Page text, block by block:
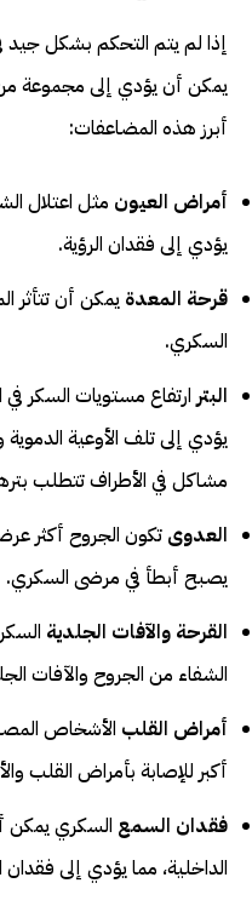
إذا لم يتم التحكم بشكل جيد
يمكن أن يؤدي إلى مجموعة
أبرز هذه المضاعفات:
أمراض العيون مثل اعتلال
يؤدي إلى فقدان الرؤية.
قرحة المعدة يمكن أن
السكري.
البترارتفاع مستويات السكر
يؤدي إلى تلف الأوعية
مشاكل في الأطراف تتطلب
العدوى تكون الجروح أكثر
يصبح أبطأ في مرضى السكري.
القرحة والآفات الجلدية
الشفاء من الجروح والآفات
أمراض القلب الأشخاص
أكبر للإصابة بأمراض القلب
فقدان السمع السكري يمكن
الداخلية، مما يؤدي إلى